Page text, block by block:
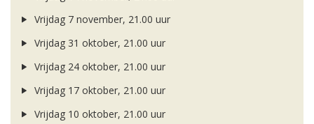
Vrijdag 7 november, 21.00 uur
Vrijdag 31 oktober, 21.00 uur
Vrijdag 24 oktober, 21.00 uur
Vrijdag 17 oktober, 21.00 uur
Vrijdag 10 oktober, 21.00 uur